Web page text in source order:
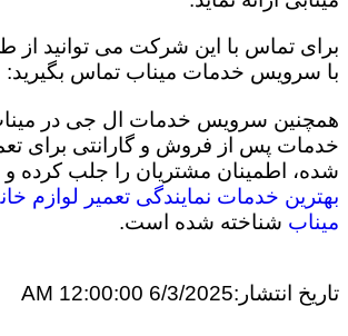
برای تماس با این شرکت می توانید از
با سرویس خدمات میناب تماس بگیرید:
همچنین سرویس خدمات ال جی در میناب
خدمات پس از فروش و گارانتی برای
شده، اطمینان مشتریان را جلب کرده و
بهترین خدمات نمایندگی تعمیر لوازم
میناب شناخته شده است.
تاریخ انتشار:6/3/2025 12:00:00 AM